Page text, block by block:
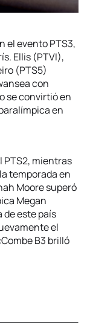
el evento PTS3,
Ellis (PTVI),
(PTS5)
con
se convirtió en
en
PTS2, mientras
temporada en
Moore superó
Megan
de este país
el
B3 brilló